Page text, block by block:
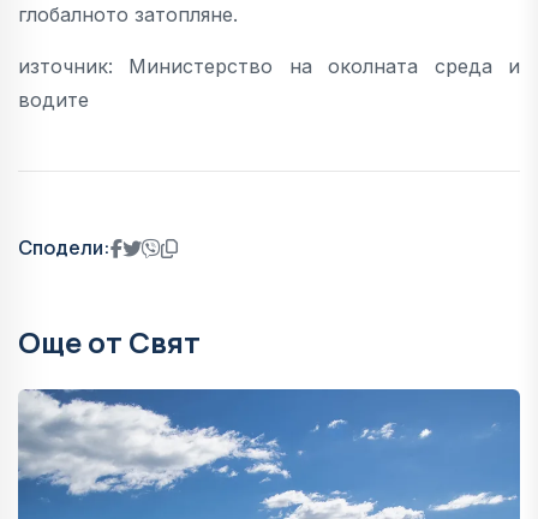
глобалното затопляне.
източник: Министерство на околната среда и
водите
Сподели:
Още от Свят